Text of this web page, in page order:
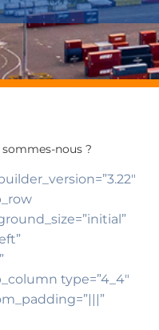
sommes-nous ?
type=”4_4″